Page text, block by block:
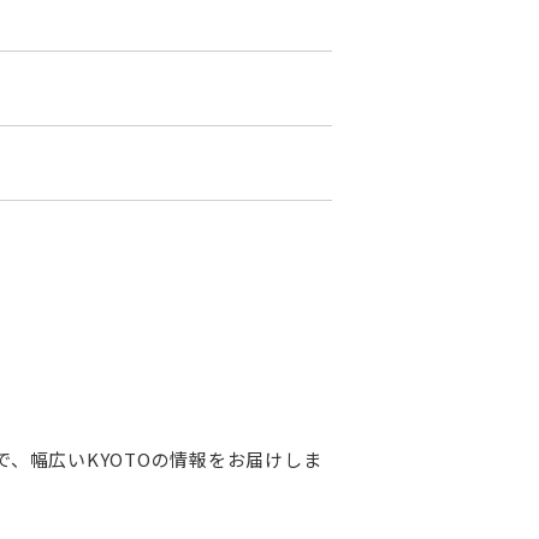
幅広いKYOTOの情報をお届けしま